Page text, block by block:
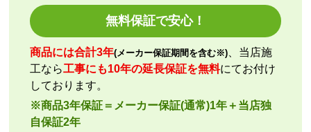
2026年7月26日 12:54
欲しい商品をスムーズに注文できましたか？
はい
ショップからの連絡や対応は適切でしたか？
はい
予定の期日までに商品が届きましたか？
はい
無料保証で安心！
商品には合計3年(メーカー保証期間を含む※) 、当店施
工なら工事にも10年の延長保証を無料にてお付け
しております。
※商品3年保証＝メーカー保証(通常)1年＋当店独
自保証2年